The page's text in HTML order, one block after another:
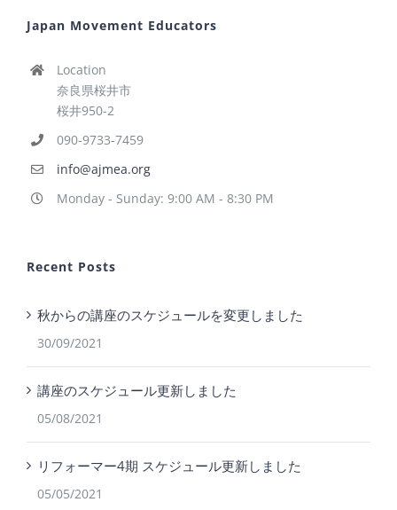
Japan Movement Educators
Location
奈良県桜井市
桜井950-2
090-9733-7459
info@ajmea.org
Monday - Sunday: 9:00 AM - 8:30 PM
Recent Posts
秋からの講座のスケジュールを変更しました
30/09/2021
講座のスケジュール更新しました
05/08/2021
リフォーマー4期 スケジュール更新しました
05/05/2021